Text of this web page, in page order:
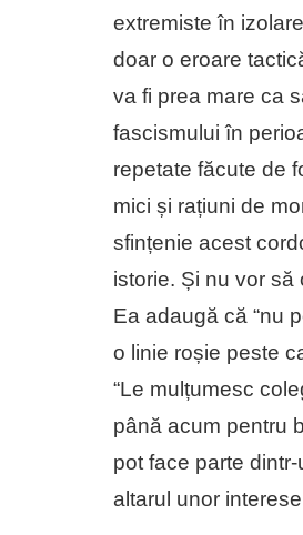
extremiste în
doar o eroare
va fi prea mare ca
fascismului în
repetate făcute de
mici și rațiuni de
sfințenie acest
istorie. Și nu vor să
Ea adaugă că “nu
o linie roșie peste
“Le mulțumesc
până acum pentru
pot face parte
altarul unor